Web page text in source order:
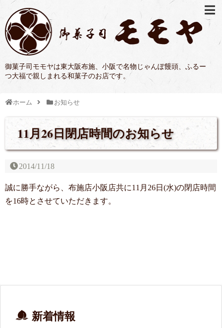
御菓子司モモヤは東大阪布施、小阪で名物じゃんぽ饅頭、ふるー
つ大福で親しまれる和菓子のお店です。
ホーム お知らせ
11月26日閉店時間のお知らせ
2014/11/18
誠に勝手ながら、布施店小阪店共に11月26日(水)の閉店時間
を16時とさせていただきます。
新着情報